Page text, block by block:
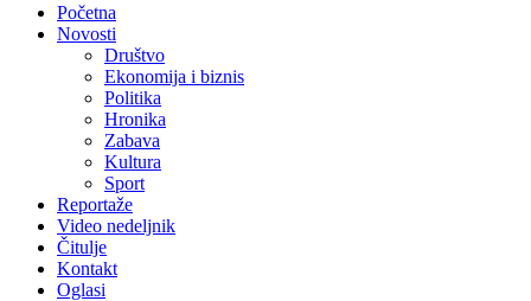
Početna
Novosti
Društvo
Ekonomija i biznis
Politika
Hronika
Zabava
Kultura
Sport
Reportaže
Video nedeljnik
Čitulje
Kontakt
Oglasi